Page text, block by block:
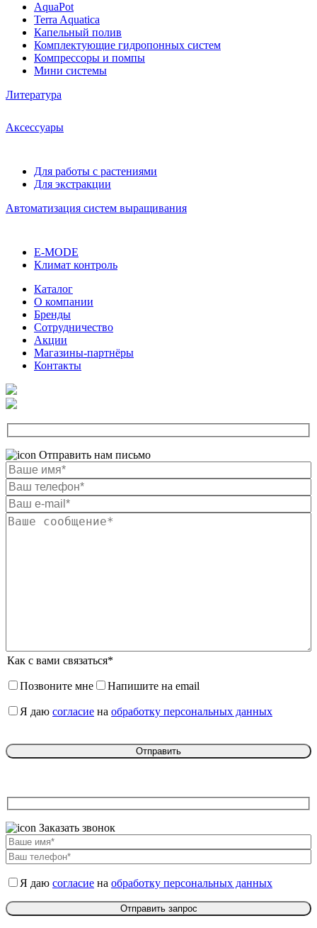
AquaPot
Terra Aquatica
Капельный полив
Комплектующие гидропонных систем
Компрессоры и помпы
Мини системы
Литература
Аксессуары
Для работы с растениями
Для экстракции
Автоматизация систем выращивания
E-MODE
Климат контроль
Каталог
О компании
Бренды
Сотрудничество
Акции
Магазины-партнёры
Контакты
Отправить нам письмо
Как с вами связаться*
Позвоните мне Напишите на email
Я даю согласие на обработку персональных данных
Заказать звонок
Я даю согласие на обработку персональных данных